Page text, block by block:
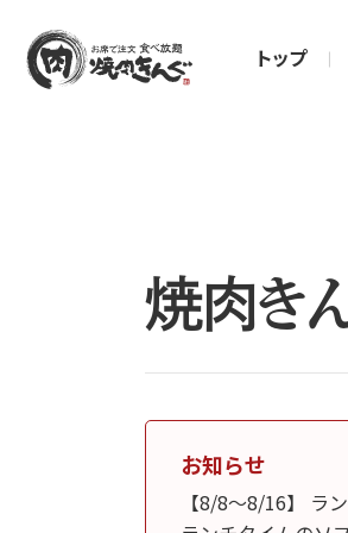
トップ
焼肉き
お知らせ
【8/8～8/16】 ラ